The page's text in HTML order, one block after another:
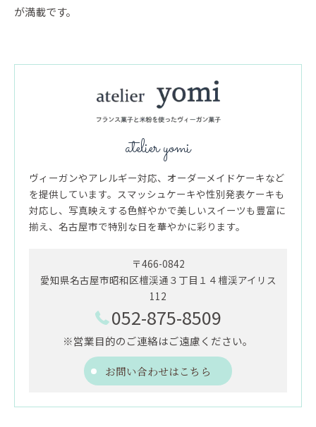
が満載です。
atelier yomi
ヴィーガンやアレルギー対応、オーダーメイドケーキなど
を提供しています。スマッシュケーキや性別発表ケーキも
対応し、写真映えする色鮮やかで美しいスイーツも豊富に
揃え、名古屋市で特別な日を華やかに彩ります。
〒466-0842
愛知県名古屋市昭和区檀渓通３丁目１４檀渓アイリス
112
052-875-8509
※営業目的のご連絡はご遠慮ください。
お問い合わせはこちら